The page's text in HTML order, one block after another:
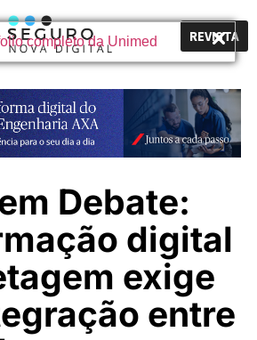
REVISTA
Debate:
digital
exige
entre